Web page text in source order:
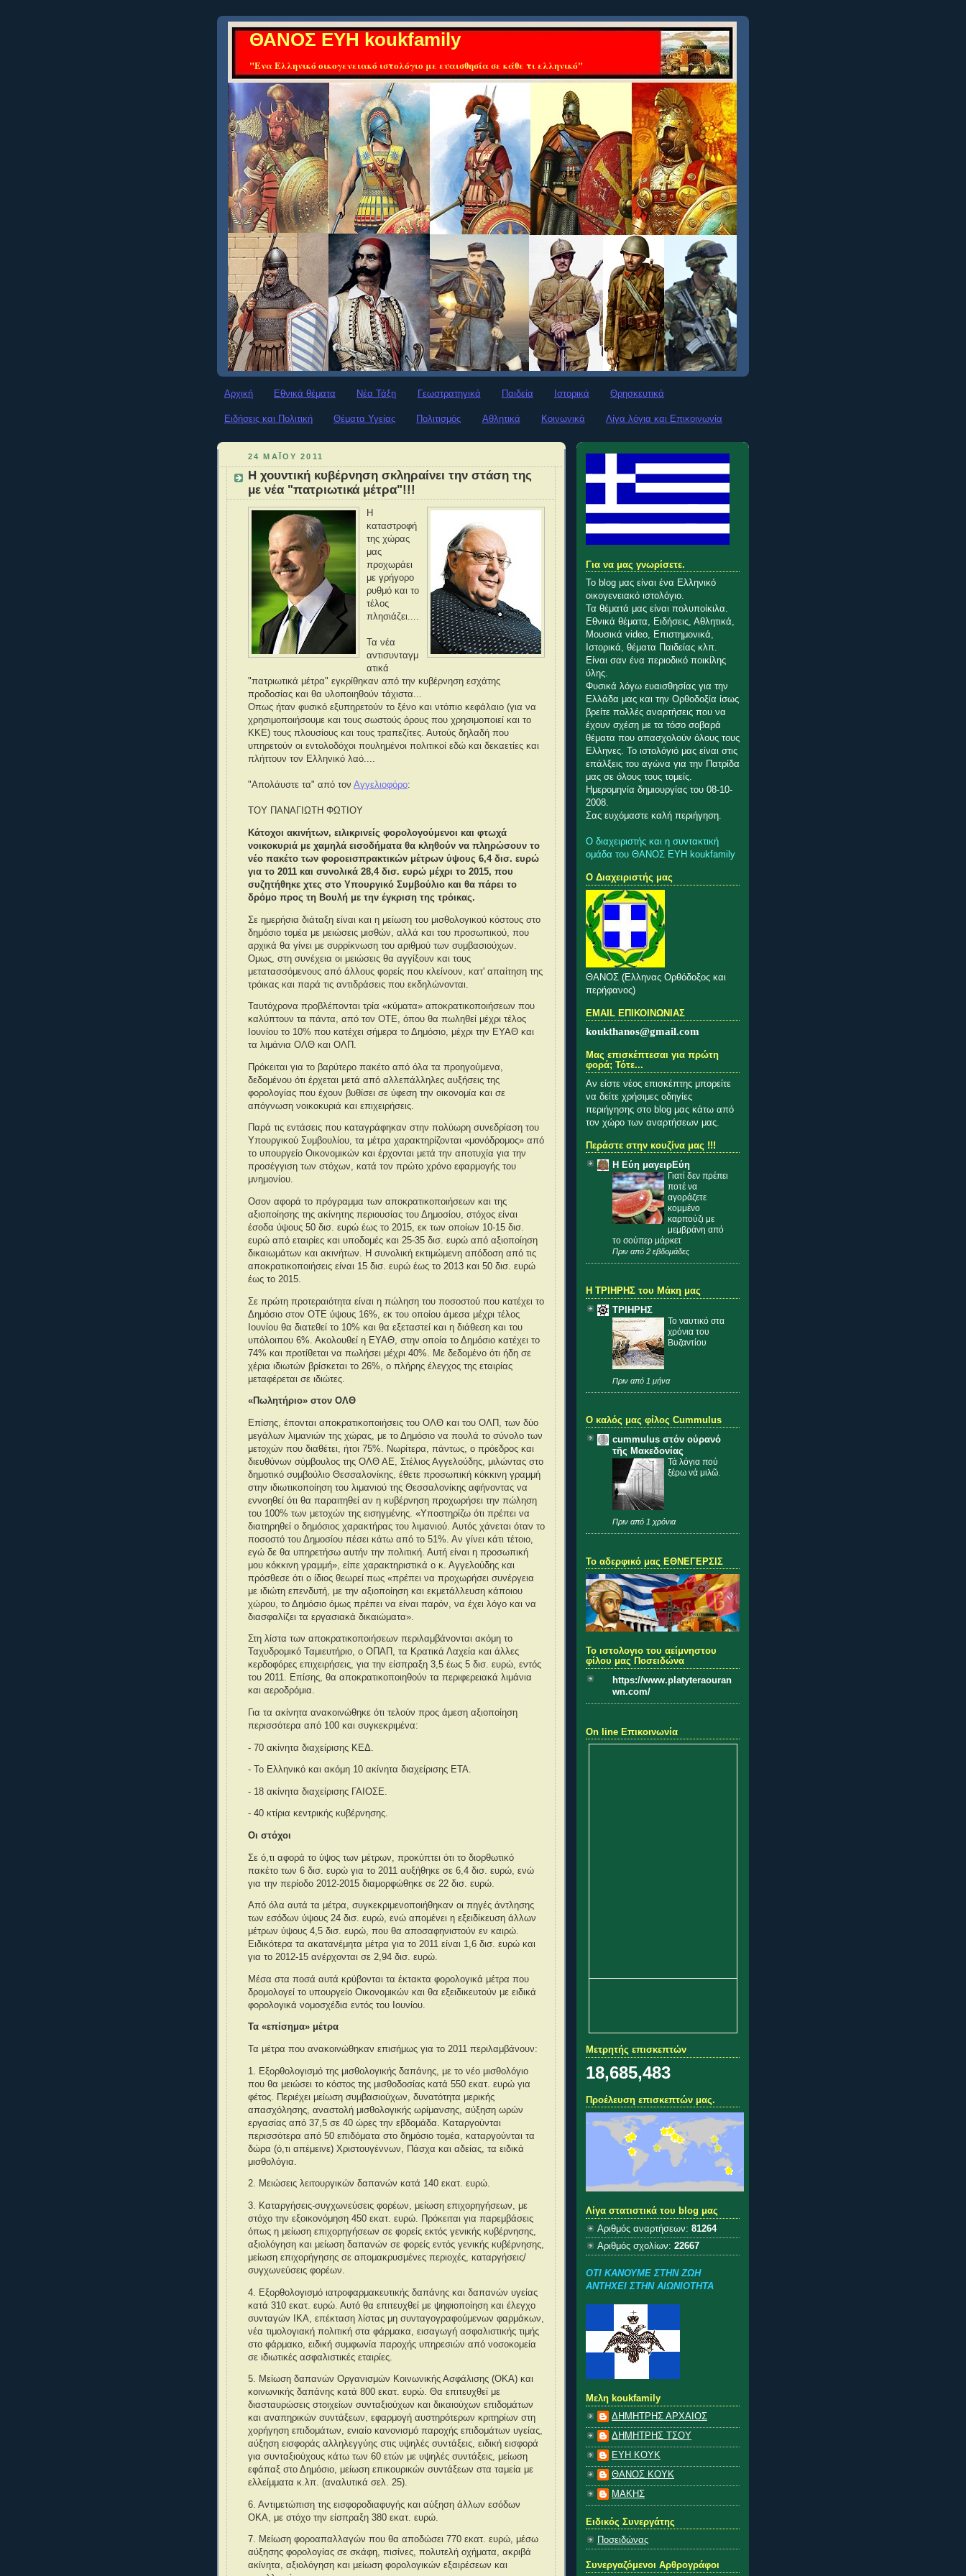
ΘΑΝΟΣ ΕΥΗ koukfamily
"Ενα Ελληνικό οικογενειακό ιστολόγιο με ευαισθησία σε κάθε τι ελληνικό"
Αρχική Εθνικά θέματα Νέα Τάξη Γεωστρατηγικά Παιδεία Ιστορικά Θρησκευτικά
Ειδήσεις και Πολιτική Θέματα Υγείας Πολιτισμός Αθλητικά Κοινωνικά Λίγα λόγια και Επικοινωνία
24 ΜΑΪ́ΟΥ 2011
Η χουντική κυβέρνηση σκληραίνει την στάση της
με νέα "πατριωτικά μέτρα"!!!
Η
καταστροφή
της χώρας
μας
προχωράει
με γρήγορο
ρυθμό και το
τέλος
πλησιάζει....
Τα νέα
αντισυνταγμ
ατικά
"πατριωτικά μέτρα" εγκρίθηκαν από την κυβέρνηση εσχάτης
προδοσίας και θα υλοποιηθούν τάχιστα...
Οπως ήταν φυσικό εξυπηρετούν το ξένο και ντόπιο κεφάλαιο (για να
χρησιμοποιήσουμε και τους σωστούς όρους που χρησιμοποιεί και το
ΚΚΕ) τους πλουσίους και τους τραπεζίτες. Αυτούς δηλαδή που
υπηρετούν οι εντολοδόχοι πουλημένοι πολιτικοί εδώ και δεκαετίες και
πλήττουν τον Ελληνικό λαό....
"Απολάυστε τα" από τον Αγγελιοφόρο:
ΤΟΥ ΠΑΝΑΓΙΩΤΗ ΦΩΤΙΟΥ
Κάτοχοι ακινήτων, ειλικρινείς φορολογούμενοι και φτωχά
νοικοκυριά με χαμηλά εισοδήματα θα κληθούν να πληρώσουν το
νέο πακέτο των φοροεισπρακτικών μέτρων ύψους 6,4 δισ. ευρώ
για το 2011 και συνολικά 28,4 δισ. ευρώ μέχρι το 2015, που
συζητήθηκε χτες στο Υπουργικό Συμβούλιο και θα πάρει το
δρόμο προς τη Βουλή με την έγκριση της τρόικας.
Σε ημερήσια διάταξη είναι και η μείωση του μισθολογικού κόστους στο
δημόσιο τομέα με μειώσεις μισθών, αλλά και του προσωπικού, που
αρχικά θα γίνει με συρρίκνωση του αριθμού των συμβασιούχων.
Ομως, στη συνέχεια οι μειώσεις θα αγγίξουν και τους
μετατασσόμενους από άλλους φορείς που κλείνουν, κατ' απαίτηση της
τρόικας και παρά τις αντιδράσεις που εκδηλώνονται.
Ταυτόχρονα προβλέπονται τρία «κύματα» αποκρατικοποιήσεων που
καλύπτουν τα πάντα, από τον ΟΤΕ, όπου θα πωληθεί μέχρι τέλος
Ιουνίου το 10% που κατέχει σήμερα το Δημόσιο, μέχρι την ΕΥΑΘ και
τα λιμάνια ΟΛΘ και ΟΛΠ.
Πρόκειται για το βαρύτερο πακέτο από όλα τα προηγούμενα,
δεδομένου ότι έρχεται μετά από αλλεπάλληλες αυξήσεις της
φορολογίας που έχουν βυθίσει σε ύφεση την οικονομία και σε
απόγνωση νοικοκυριά και επιχειρήσεις.
Παρά τις εντάσεις που καταγράφηκαν στην πολύωρη συνεδρίαση του
Υπουργικού Συμβουλίου, τα μέτρα χαρακτηρίζονται «μονόδρομος» από
το υπουργείο Οικονομικών και έρχονται μετά την αποτυχία για την
προσέγγιση των στόχων, κατά τον πρώτο χρόνο εφαρμογής του
μνημονίου.
Οσον αφορά το πρόγραμμα των αποκρατικοποιήσεων και της
αξιοποίησης της ακίνητης περιουσίας του Δημοσίου, στόχος είναι
έσοδα ύψους 50 δισ. ευρώ έως το 2015, εκ των οποίων 10-15 δισ.
ευρώ από εταιρίες και υποδομές και 25-35 δισ. ευρώ από αξιοποίηση
δικαιωμάτων και ακινήτων. Η συνολική εκτιμώμενη απόδοση από τις
αποκρατικοποιήσεις είναι 15 δισ. ευρώ έως το 2013 και 50 δισ. ευρώ
έως το 2015.
Σε πρώτη προτεραιότητα είναι η πώληση του ποσοστού που κατέχει το
Δημόσιο στον ΟΤΕ ύψους 16%, εκ του οποίου άμεσα μέχρι τέλος
Ιουνίου θα διατεθεί το 10% και θα εξεταστεί και η διάθεση και του
υπόλοιπου 6%. Ακολουθεί η ΕΥΑΘ, στην οποία το Δημόσιο κατέχει το
74% και προτίθεται να πωλήσει μέχρι 40%. Με δεδομένο ότι ήδη σε
χέρια ιδιωτών βρίσκεται το 26%, ο πλήρης έλεγχος της εταιρίας
μεταφέρεται σε ιδιώτες.
«Πωλητήριο» στον ΟΛΘ
Επίσης, έπονται αποκρατικοποιήσεις του ΟΛΘ και του ΟΛΠ, των δύο
μεγάλων λιμανιών της χώρας, με το Δημόσιο να πουλά το σύνολο των
μετοχών που διαθέτει, ήτοι 75%. Νωρίτερα, πάντως, ο πρόεδρος και
διευθύνων σύμβουλος της ΟΛΘ ΑΕ, Στέλιος Αγγελούδης, μιλώντας στο
δημοτικό συμβούλιο Θεσσαλονίκης, έθετε προσωπική κόκκινη γραμμή
στην ιδιωτικοποίηση του λιμανιού της Θεσσαλονίκης αφήνοντας να
εννοηθεί ότι θα παραιτηθεί αν η κυβέρνηση προχωρήσει την πώληση
του 100% των μετοχών της εισηγμένης. «Υποστηρίζω ότι πρέπει να
διατηρηθεί ο δημόσιος χαρακτήρας του λιμανιού. Αυτός χάνεται όταν το
ποσοστό του Δημοσίου πέσει κάτω από το 51%. Αν γίνει κάτι τέτοιο,
εγώ δε θα υπηρετήσω αυτήν την πολιτική. Αυτή είναι η προσωπική
μου κόκκινη γραμμή», είπε χαρακτηριστικά ο κ. Αγγελούδης και
πρόσθεσε ότι ο ίδιος θεωρεί πως «πρέπει να προχωρήσει συνέργεια
με ιδιώτη επενδυτή, με την αξιοποίηση και εκμετάλλευση κάποιου
χώρου, το Δημόσιο όμως πρέπει να είναι παρόν, να έχει λόγο και να
διασφαλίζει τα εργασιακά δικαιώματα».
Στη λίστα των αποκρατικοποιήσεων περιλαμβάνονται ακόμη το
Ταχυδρομικό Ταμιευτήριο, ο ΟΠΑΠ, τα Κρατικά Λαχεία και άλλες
κερδοφόρες επιχειρήσεις, για την είσπραξη 3,5 έως 5 δισ. ευρώ, εντός
του 2011. Επίσης, θα αποκρατικοποιηθούν τα περιφερειακά λιμάνια
και αεροδρόμια.
Για τα ακίνητα ανακοινώθηκε ότι τελούν προς άμεση αξιοποίηση
περισσότερα από 100 και συγκεκριμένα:
- 70 ακίνητα διαχείρισης ΚΕΔ.
- Το Ελληνικό και ακόμη 10 ακίνητα διαχείρισης ΕΤΑ.
- 18 ακίνητα διαχείρισης ΓΑΙΟΣΕ.
- 40 κτίρια κεντρικής κυβέρνησης.
Οι στόχοι
Σε ό,τι αφορά το ύψος των μέτρων, προκύπτει ότι το διορθωτικό
πακέτο των 6 δισ. ευρώ για το 2011 αυξήθηκε σε 6,4 δισ. ευρώ, ενώ
για την περίοδο 2012-2015 διαμορφώθηκε σε 22 δισ. ευρώ.
Από όλα αυτά τα μέτρα, συγκεκριμενοποιήθηκαν οι πηγές άντλησης
των εσόδων ύψους 24 δισ. ευρώ, ενώ απομένει η εξειδίκευση άλλων
μέτρων ύψους 4,5 δισ. ευρώ, που θα αποσαφηνιστούν εν καιρώ.
Ειδικότερα τα ακατανέμητα μέτρα για το 2011 είναι 1,6 δισ. ευρώ και
για το 2012-15 ανέρχονται σε 2,94 δισ. ευρώ.
Μέσα στα ποσά αυτά κρύβονται τα έκτακτα φορολογικά μέτρα που
δρομολογεί το υπουργείο Οικονομικών και θα εξειδικευτούν με ειδικά
φορολογικά νομοσχέδια εντός του Ιουνίου.
Τα «επίσημα» μέτρα
Τα μέτρα που ανακοινώθηκαν επισήμως για το 2011 περιλαμβάνουν:
1. Εξορθολογισμό της μισθολογικής δαπάνης, με το νέο μισθολόγιο
που θα μειώσει το κόστος της μισθοδοσίας κατά 550 εκατ. ευρώ για
φέτος. Περιέχει μείωση συμβασιούχων, δυνατότητα μερικής
απασχόλησης, αναστολή μισθολογικής ωρίμανσης, αύξηση ωρών
εργασίας από 37,5 σε 40 ώρες την εβδομάδα. Καταργούνται
περισσότερα από 50 επιδόματα στο δημόσιο τομέα, καταργούνται τα
δώρα (ό,τι απέμεινε) Χριστουγέννων, Πάσχα και αδείας, τα ειδικά
μισθολόγια.
2. Μειώσεις λειτουργικών δαπανών κατά 140 εκατ. ευρώ.
3. Καταργήσεις-συγχωνεύσεις φορέων, μείωση επιχορηγήσεων, με
στόχο την εξοικονόμηση 450 εκατ. ευρώ. Πρόκειται για παρεμβάσεις
όπως η μείωση επιχορηγήσεων σε φορείς εκτός γενικής κυβέρνησης,
αξιολόγηση και μείωση δαπανών σε φορείς εντός γενικής κυβέρνησης,
μείωση επιχορήγησης σε απομακρυσμένες περιοχές, καταργήσεις/
συγχωνεύσεις φορέων.
4. Εξορθολογισμό ιατροφαρμακευτικής δαπάνης και δαπανών υγείας
κατά 310 εκατ. ευρώ. Αυτό θα επιτευχθεί με ψηφιοποίηση και έλεγχο
συνταγών ΙΚΑ, επέκταση λίστας μη συνταγογραφούμενων φαρμάκων,
νέα τιμολογιακή πολιτική στα φάρμακα, εισαγωγή ασφαλιστικής τιμής
στο φάρμακο, ειδική συμφωνία παροχής υπηρεσιών από νοσοκομεία
σε ιδιωτικές ασφαλιστικές εταιρίες.
5. Μείωση δαπανών Οργανισμών Κοινωνικής Ασφάλισης (ΟΚΑ) και
κοινωνικής δαπάνης κατά 800 εκατ. ευρώ. Θα επιτευχθεί με
διασταυρώσεις στοιχείων συνταξιούχων και δικαιούχων επιδομάτων
και αναπηρικών συντάξεων, εφαρμογή αυστηρότερων κριτηρίων στη
χορήγηση επιδομάτων, ενιαίο κανονισμό παροχής επιδομάτων υγείας,
αύξηση εισφοράς αλληλεγγύης στις υψηλές συντάξεις, ειδική εισφορά
για συνταξιούχους κάτω των 60 ετών με υψηλές συντάξεις, μείωση
εφάπαξ στο Δημόσιο, μείωση επικουρικών συντάξεων στα ταμεία με
ελλείμματα κ.λπ. (αναλυτικά σελ. 25).
6. Αντιμετώπιση της εισφοροδιαφυγής και αύξηση άλλων εσόδων
ΟΚΑ, με στόχο την είσπραξη 380 εκατ. ευρώ.
7. Μείωση φοροαπαλλαγών που θα αποδώσει 770 εκατ. ευρώ, μέσω
αύξησης φορολογίας σε σκάφη, πισίνες, πολυτελή οχήματα, ακριβά
ακίνητα, αξιολόγηση και μείωση φορολογικών εξαιρέσεων και
Για να μας γνωρίσετε.
Το blog μας είναι ένα Ελληνικό
οικογενειακό ιστολόγιο.
Τα θέματά μας είναι πολυποίκιλα.
Εθνικά θέματα, Ειδήσεις, Αθλητικά,
Μουσικά video, Επιστημονικά,
Ιστορικά, θέματα Παιδείας κλπ.
Είναι σαν ένα περιοδικό ποικίλης
ύλης.
Φυσικά λόγω ευαισθησίας για την
Ελλάδα μας και την Ορθοδοξία ίσως
βρείτε πολλές αναρτήσεις που να
έχουν σχέση με τα τόσο σοβαρά
θέματα που απασχολούν όλους τους
Ελληνες. Το ιστολόγιό μας είναι στις
επάλξεις του αγώνα για την Πατρίδα
μας σε όλους τους τομείς.
Ημερομηνία δημιουργίας του 08-10-
2008.
Σας ευχόμαστε καλή περιήγηση.
Ο διαχειριστής και η συντακτική
ομάδα του ΘΑΝΟΣ ΕΥΗ koukfamily
Ο Διαχειριστής μας
ΘΑΝΟΣ (Ελληνας Ορθόδοξος και
περήφανος)
EMAIL ΕΠΙΚΟΙΝΩΝΙΑΣ
koukthanos@gmail.com
Μας επισκέπτεσαι για πρώτη
φορά; Τότε...
Αν είστε νέος επισκέπτης μπορείτε
να δείτε χρήσιμες οδηγίες
περιήγησης στο blog μας κάτω από
τον χώρο των αναρτήσεων μας.
Περάστε στην κουζίνα μας !!!
Η Εύη μαγειρΕύη
Γιατί δεν πρέπει
ποτέ να
αγοράζετε
κομμένο
καρπούζι με
μεμβράνη από
το σούπερ μάρκετ
Πριν από 2 εβδομάδες
Η ΤΡΙΗΡΗΣ του Μάκη μας
ΤΡΙΗΡΗΣ
Το ναυτικό στα
χρόνια του
Βυζαντίου
Πριν από 1 μήνα
Ο καλός μας φίλος Cummulus
cummulus στόν οὐρανό
τῆς Μακεδονίας
Τά λόγια πού
ξέρω νά μιλῶ.
Πριν από 1 χρόνια
Το αδερφικό μας ΕΘΝΕΓΕΡΣΙΣ
Το ιστολογιο του αείμνηστου
φίλου μας Ποσειδώνα
https://www.platyteraouran
wn.com/
On line Επικοινωνία
Μετρητής επισκεπτών
18,685,483
Προέλευση επισκεπτών μας.
Λίγα στατιστικά του blog μας
Αριθμός αναρτήσεων: 81264
Αριθμός σχολίων: 22667
ΟΤΙ ΚΑΝΟΥΜΕ ΣΤΗΝ ΖΩΗ
ΑΝΤΗΧΕΙ ΣΤΗΝ ΑΙΩΝΙΟΤΗΤΑ
Μελη koukfamily
ΔΗΜΗΤΡΗΣ ΑΡΧΑΙΟΣ
ΔΗΜΗΤΡΗΣ ΤΣΟΥ
ΕΥΗ ΚΟΥΚ
ΘΑΝΟΣ ΚΟΥΚ
ΜΑΚΗΣ
Ειδικός Συνεργάτης
Ποσειδώνας
Συνεργαζόμενοι Αρθρογράφοι